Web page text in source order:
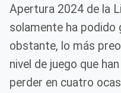
Apertura 2024 de la
solamente ha podido
obstante, lo más
nivel de juego que
perder en cuatro